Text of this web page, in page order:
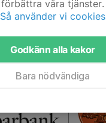
förbättra våra tjänster.
Så använder vi cookies
Godkänn alla kakor
Bara nödvändiga